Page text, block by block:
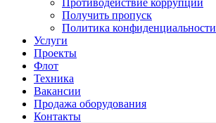
Противодействие коррупции
Получить пропуск
Политика конфиденциальности
Услуги
Проекты
Флот
Техника
Вакансии
Продажа оборудования
Контакты